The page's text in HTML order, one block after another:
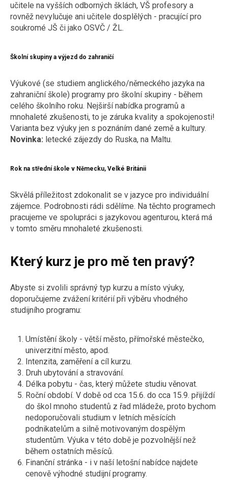
učitele na vyšších odborných šklách, VŠ profesory a
rovněž nevylučuje ani učitele dosplělých - pracující pro
soukromé JŠ či jako OSVČ / ŽL.
Školní skupiny a výjezd do zahraničí
Výukové (se studiem anglického/německého jazyka na
zahraniční škole) programy pro školní skupiny - během
celého školního roku. Nejširší nabídka programů a
mnohaleté zkušenosti, to je záruka kvality a spokojenosti!
Varianta bez výuky jen s poznáním dané země a kultury.
Novinka: letecké zájezdy do Ruska, na Maltu.
Rok na střední škole v Německu, Velké Británii
Skvělá příležitost zdokonalit se v jazyce pro individuální
zájemce. Podrobnosti rádi sdělíme. Na těchto programech
pracujeme ve spolupráci s jazykovou agenturou, která má
v tomto směru mnohaleté zkušenosti.
Který kurz je pro mě ten pravý?
Abyste si zvolili správný typ kurzu a místo výuky,
doporučujeme zvážení kritérií při výběru vhodného
studijního programu:
Umístění školy - větší město, přímořské městečko,
univerzitní město, apod.
Intenzita, zaměření a cíl kurzu.
Druh ubytování a stravování.
Délka pobytu - čas, který můžete studiu věnovat.
Roční období. V době od cca 15.6. do cca 15.9. přijíždí
do škol mnoho studentů z řad mládeže, proto bychom
nedoporučovali studium v letních měsících
podnikatelům a silně motivovaným dospělým
studentům. Výuka v této době je pozvolnější než
během ostatních měsíců.
Finanční stránka - i v naší letošní nabídce najdete
cenově výhodné studijní programy.